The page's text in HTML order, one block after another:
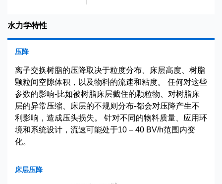
水力学特性
压降
离子交换树脂的压降取决于粒度分布、床层高度、树脂
颗粒间空隙体积，以及物料的流速和粘度。 任何对这些
参数的影响-比如被树脂床层截住的颗粒物、对树脂床
层的异常压缩、床层的不规则分布-都会对压降产生不
利影响，造成压头损失。 针对不同的物料质量、应用环
境和系统设计，流速可能处于10 – 40 BV/h范围内变
化。
床层压降